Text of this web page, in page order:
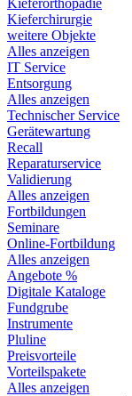
Kieferorthopädie
Kieferchirurgie
weitere Objekte
Alles anzeigen
IT Service
Entsorgung
Alles anzeigen
Technischer Service
Gerätewartung
Recall
Reparaturservice
Validierung
Alles anzeigen
Fortbildungen
Seminare
Online-Fortbildung
Alles anzeigen
Angebote %
Digitale Kataloge
Fundgrube
Instrumente
Pluline
Preisvorteile
Vorteilspakete
Alles anzeigen